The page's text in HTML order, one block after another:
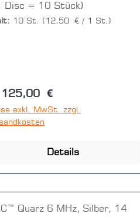
Disc = 10 Stück)
10 St. (12,50 € / 1 St.)
Preis:
125,00 €
exkl. MwSt. zzgl.
Details